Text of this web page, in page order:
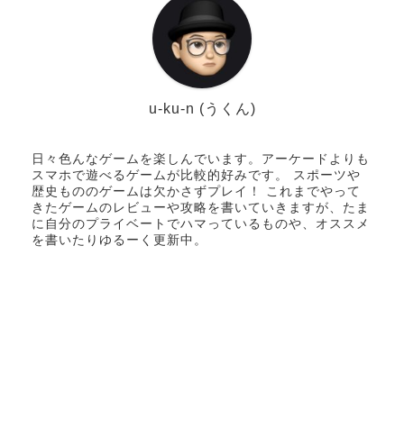
u-ku-n (うくん)
日々色んなゲームを楽しんでいます。アーケードよりも
スマホで遊べるゲームが比較的好みです。 スポーツや
歴史もののゲームは欠かさずプレイ！ これまでやって
きたゲームのレビューや攻略を書いていきますが、たま
に自分のプライベートでハマっているものや、オススメ
を書いたりゆるーく更新中。